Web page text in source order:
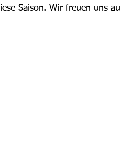
Saison. Wir freuen uns